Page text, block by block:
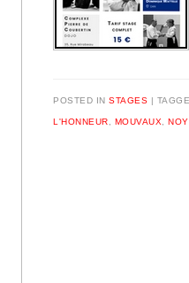
POSTED INSTAGES
L'HONNEUR MOUVAUX ,